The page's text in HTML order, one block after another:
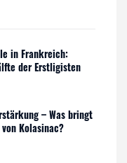
in Frankreich:
der Erstligisten
– Was bringt
Kolasinac?